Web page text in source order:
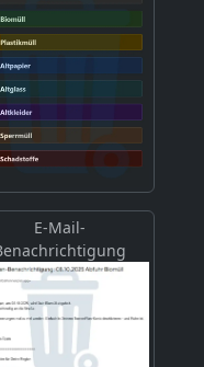
E-Mail-